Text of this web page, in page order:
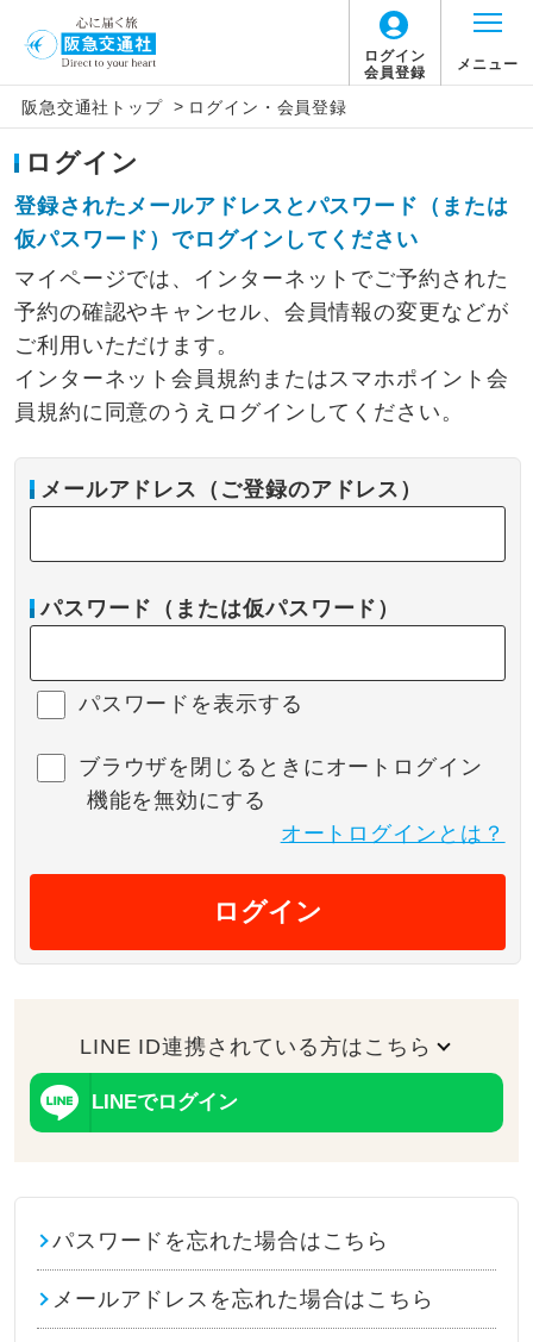
ログイン
会員登録
メニュー
阪急交通社トップ > ログイン・会員登録
ログイン
登録されたメールアドレスとパスワード（または
仮パスワード）でログインしてください
マイページでは、インターネットでご予約された
予約の確認やキャンセル、会員情報の変更などが
ご利用いただけます。
インターネット会員規約またはスマホポイント会
員規約に同意のうえログインしてください。
メールアドレス（ご登録のアドレス）
パスワード（または仮パスワード）
パスワードを表示する
ブラウザを閉じるときにオートログイン
機能を無効にする
オートログインとは？
ログイン
LINE ID連携されている方はこちら
LINEでログイン
パスワードを忘れた場合はこちら
メールアドレスを忘れた場合はこちら